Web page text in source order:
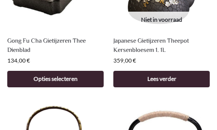
Gong Fu Cha Gietijzeren Thee
Dienblad
134,00€
Opties selecteren
Niet in voorraad
Japanese Gietijzeren Theepot
Kersenbloesem 1. 1L
359,00€
Lees verder